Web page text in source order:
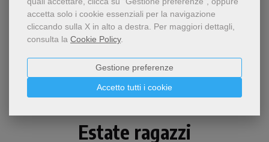
accetta solo i cookie essenziali per la navigazione
cliccando sulla X in alto a destra. Per maggiori dettagli,
consulta la Cookie Policy.
Accetto tutti i cookie
Gestione preferenze
combattuto che nelle sue
notti interiori scopre la
forza della lode.
12,35 €
Estate ragazzi